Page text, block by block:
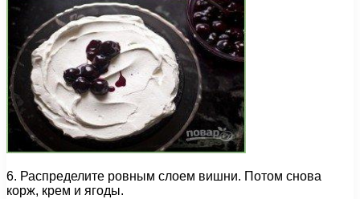
6. Распределите ровным слоем вишни. Потом снова
корж, крем и ягоды.